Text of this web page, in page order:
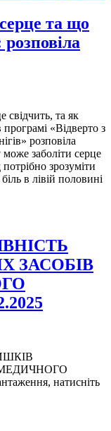
та що
свідчить, та як
«Відверто з
розповіла
заболіти серце
зрозуміти
в лівій половині
ЗАСОБІВ
натисніть